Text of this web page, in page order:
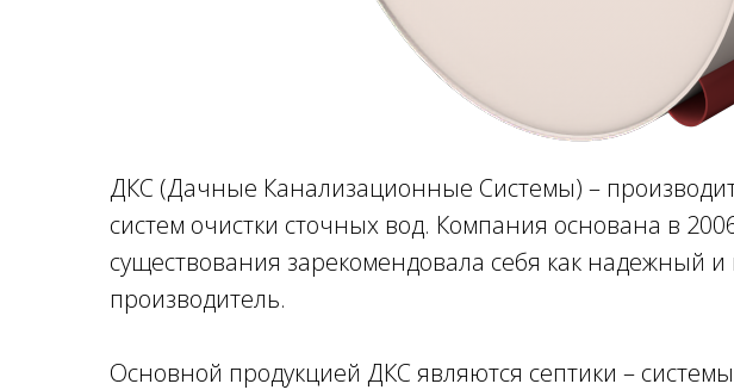
ДКС (Дачные Канализационные Системы) –
систем очистки сточных вод. Компания основана в
существования зарекомендовала себя как надежный
производитель.
Основной продукцией ДКС являются септики –